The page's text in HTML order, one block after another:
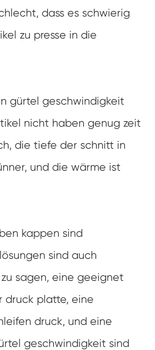
dass es schwierig
zu presse in die
gürtel geschwindigkeit
nicht haben genug zeit
die tiefe der schnitt in
und die wärme ist
kappen sind
sind auch
sagen, eine geeignet
druck platte, eine
druck, und eine
geschwindigkeit sind